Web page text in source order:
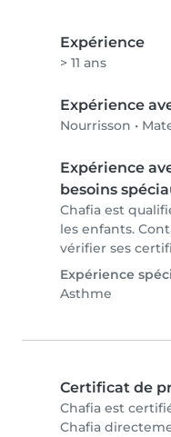
Expérience
> 11 ans
Expérience
Nourrisson •
Expérience
besoins
Chafia est
les enfants.
vérifier ses
Expérience
Asthme
Certificat de
Chafia est
Chafia